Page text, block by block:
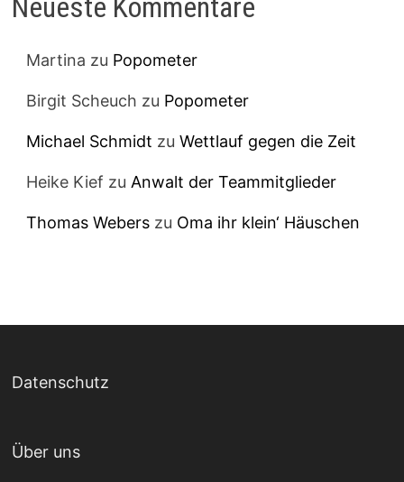
Neueste Kommentare
Martina zu Popometer
Birgit Scheuch zu Popometer
Michael Schmidt zuWettlauf gegen die Zeit
Heike Kief zuAnwalt der Teammitglieder
Thomas Webers zu Oma ihr klein‘ Häuschen
Datenschutz
Über uns